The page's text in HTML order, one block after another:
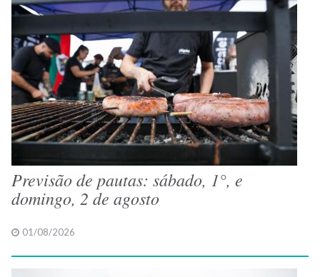
Previsão de pautas: sábado, 1°, e
domingo, 2 de agosto
01/08/2026